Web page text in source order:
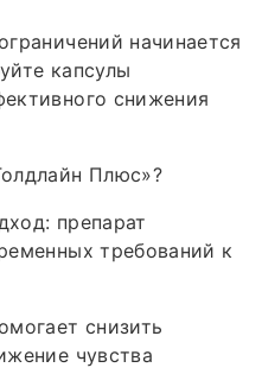
начинается
капсулы
снижения
Плюс»?
препарат
требований к
снизить
чувства